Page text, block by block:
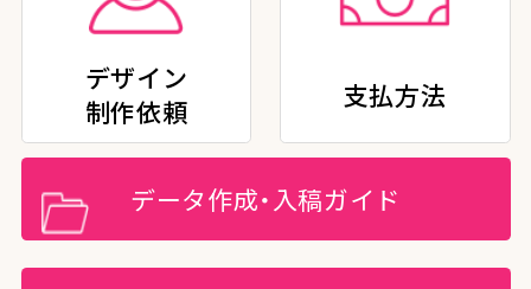
デザイン
制作依頼
支払方法
データ作成・入稿ガイド